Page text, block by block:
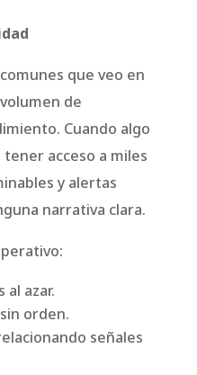
que veo en
de
Cuando algo
acceso a miles
y alertas
narrativa clara.
al azar.
orden.
señales